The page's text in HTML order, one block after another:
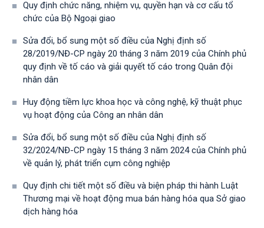
Quy định chức năng, nhiệm vụ, quyền hạn và cơ cấu tổ
chức của Bộ Ngoại giao
Sửa đổi, bổ sung một số điều của Nghị định số
28/2019/NĐ-CР ngày 20 tháng 3 năm 2019 của Chính phủ
quy định về tố cáo và giải quyết tố cáo trong Quân đội
nhân dân
Huy động tiềm lực khoa học và công nghệ, kỹ thuật phục
vụ hoạt động của Công an nhân dân
Sửa đổi, bổ sung một số điều của Nghị định số
32/2024/NĐ-CP ngày 15 tháng 3 năm 2024 của Chính phủ
về quản lý, phát triển cụm công nghiệp
Quy định chi tiết một số điều và biện pháp thi hành Luật
Thương mại về hoạt động mua bán hàng hóa qua Sở giao
dịch hàng hóa